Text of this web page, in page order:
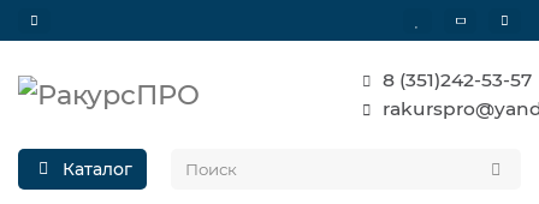
8 (351)242-53-57
Каталог